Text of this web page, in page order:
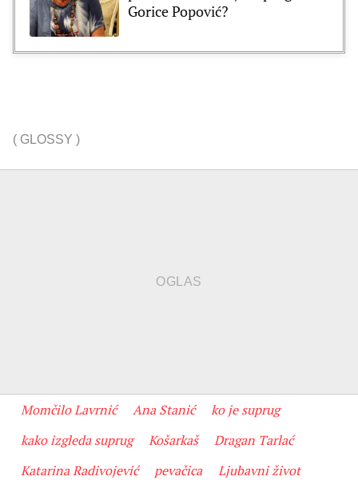
Gorice Popović?
( GLOSSY )
Momčilo Lavrnić Ana Stanić
ko je suprug
kako izgleda suprug
Košarkaš
Dragan Tarlać
Katarina Radivojević
pevačica
Ljubavni život